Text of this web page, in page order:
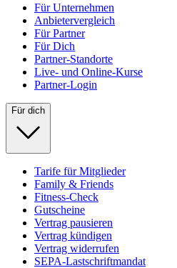
Für Unternehmen
Anbietervergleich
Für Partner
Für Dich
Partner-Standorte
Live- und Online-Kurse
Partner-Login
Für dich
Tarife für Mitglieder
Family & Friends
Fitness-Check
Gutscheine
Vertrag pausieren
Vertrag kündigen
Vertrag widerrufen
SEPA-Lastschriftmandat